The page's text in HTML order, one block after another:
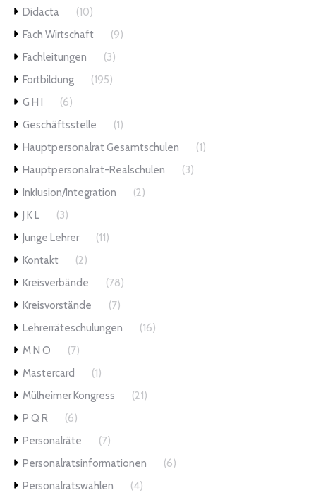
Didacta
(10)
Fach Wirtschaft
(9)
Fachleitungen
(3)
Fortbildung
(195)
G H I
(6)
Geschäftsstelle
(1)
Hauptpersonalrat Gesamtschulen
(1)
Hauptpersonalrat-Realschulen
(3)
Inklusion/Integration
(2)
J K L
(3)
Junge Lehrer
(11)
Kontakt
(2)
Kreisverbände
(78)
Kreisvorstände
(7)
Lehrerräteschulungen
(16)
M N O
(7)
Mastercard
(1)
Mülheimer Kongress
(21)
P Q R
(6)
Personalräte
(7)
Personalratsinformationen
(6)
Personalratswahlen
(4)